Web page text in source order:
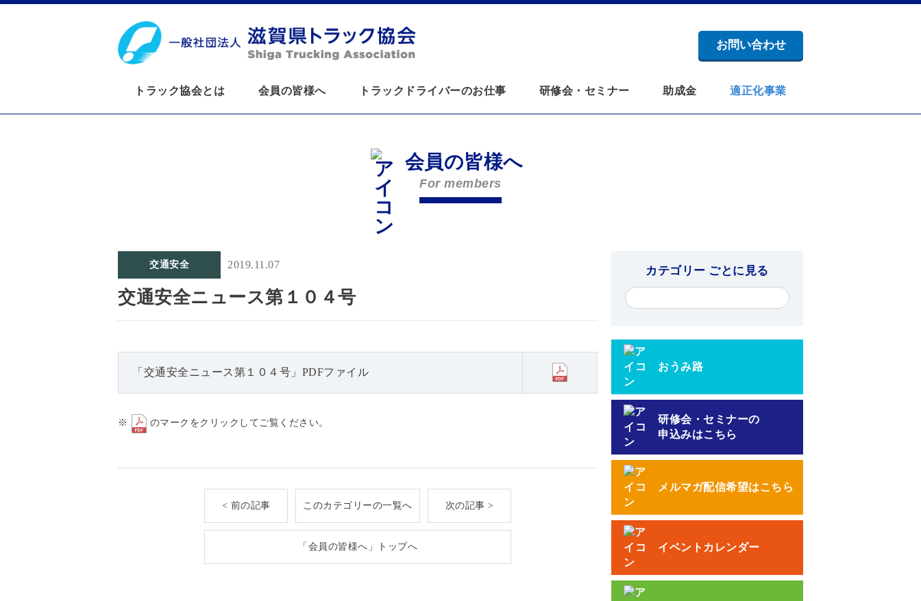
お問い合わせ
トラック協会とは 会員の皆様へ トラックドライバーのお仕事 研修会・セミナー 助成金 適正化事業
会員の皆様へ
For members
交通安全 2019.11.07
交通安全ニュース第１０４号
「交通安全ニュース第１０４号」PDFファイル
※ のマークをクリックしてご覧ください。
< 前の記事 このカテゴリーの一覧へ 次の記事 >
「会員の皆様へ」トップへ
カテゴリー ごとに見る
おうみ路
研修会・セミナーの
申込みはこちら
メルマガ配信希望はこちら
イベントカレンダー